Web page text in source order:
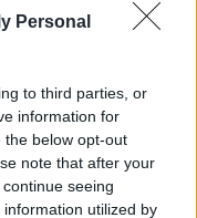
Personal
to third parties, or
information for
the below opt-out
note that after your
seeing
utilized by
i più belli di
quello che è
per sempre"
imbecilli" e le